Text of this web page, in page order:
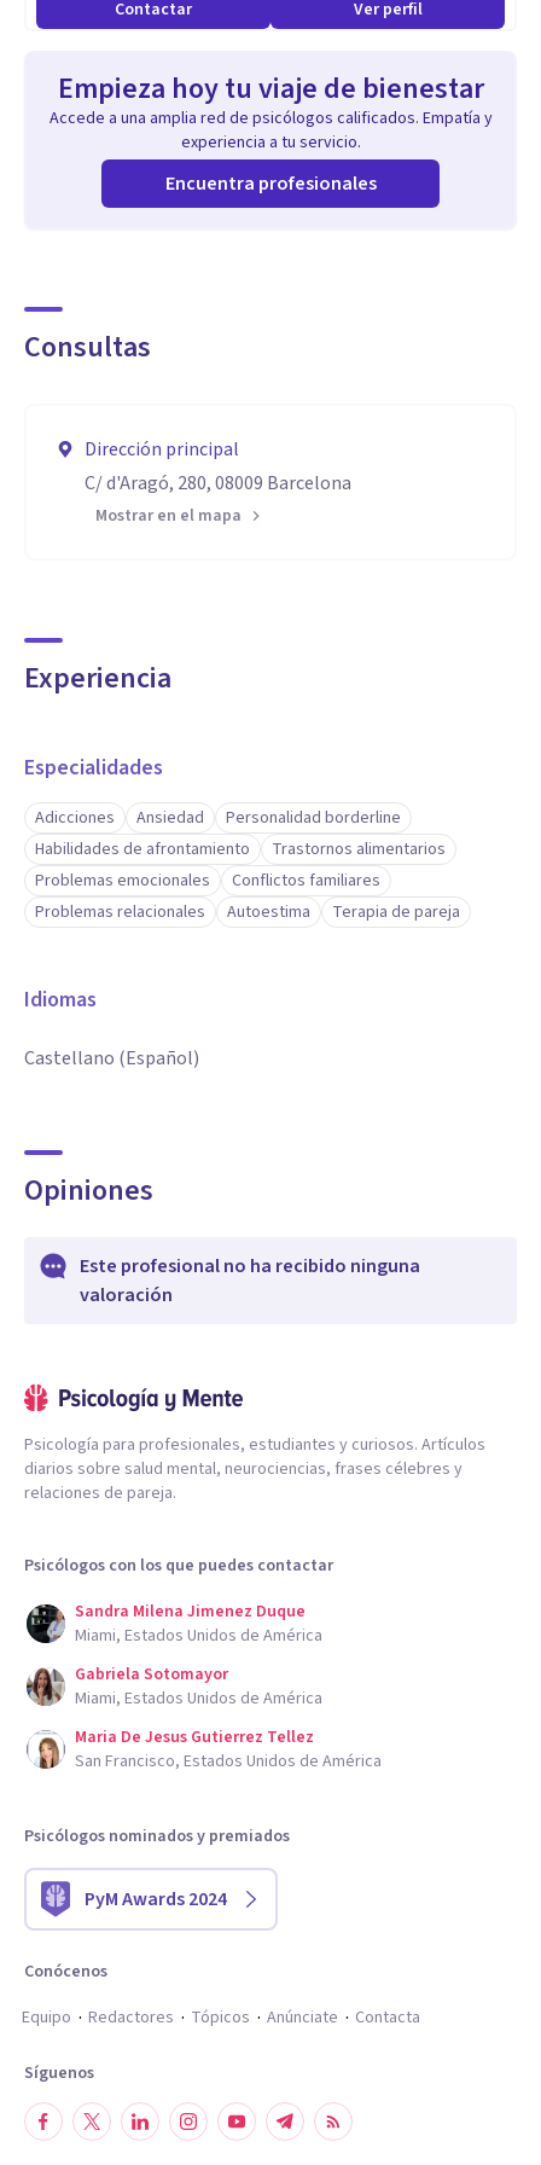
persona y todas sus emociones.
Contactar Ver perfil
Empieza hoy tu viaje de bienestar
Accede a una amplia red de psicólogos calificados. Empatía y
experiencia a tu servicio.
Encuentra profesionales
Consultas
Dirección principal
C/ d'Aragó, 280, 08009 Barcelona
Mostrar en el mapa
Experiencia
Especialidades
Adicciones Ansiedad
Personalidad borderline
Habilidades de afrontamiento
Trastornos alimentarios
Problemas emocionales
Conflictos familiares
Problemas relacionales
Autoestima Terapia de pareja
Idiomas
Castellano (Español)
Opiniones
Este profesional no ha recibido ninguna
valoración
Psicología para profesionales, estudiantes y curiosos. Artículos
diarios sobre salud mental, neurociencias, frases célebres y
relaciones de pareja.
Psicólogos con los que puedes contactar
Sandra Milena Jimenez Duque
Miami, Estados Unidos de América
Gabriela Sotomayor
Miami, Estados Unidos de América
Maria De Jesus Gutierrez Tellez
San Francisco, Estados Unidos de América
Psicólogos nominados y premiados
PyM Awards 2024
Conócenos
Equipo
Redactores Tópicos Anúnciate Contacta
Síguenos